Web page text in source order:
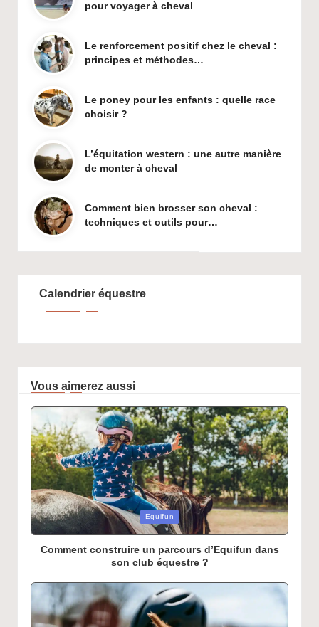
pour voyager à cheval
Le renforcement positif chez le cheval :
principes et méthodes…
Le poney pour les enfants : quelle race
choisir ?
L’équitation western : une autre manière
de monter à cheval
Comment bien brosser son cheval :
techniques et outils pour…
Calendrier équestre
Vous aimerez aussi
Posted
in
Equifun
Comment construire un parcours d’Equifun dans
son club équestre ?